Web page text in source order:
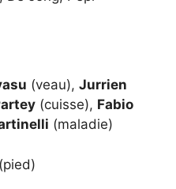
(veau), Jurrien
(cuisse), Fabio
(maladie)
(pied)